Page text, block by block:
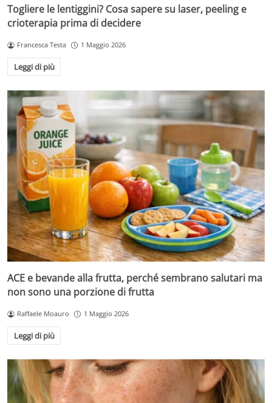
Togliere le lentiggini? Cosa sapere su laser, peeling e
crioterapia prima di decidere
Francesca Testa 1 Maggio 2026
Leggi di più
ACE e bevande alla frutta, perché sembrano salutari ma
non sono una porzione di frutta
Raffaele Moauro 1 Maggio 2026
Leggi di più